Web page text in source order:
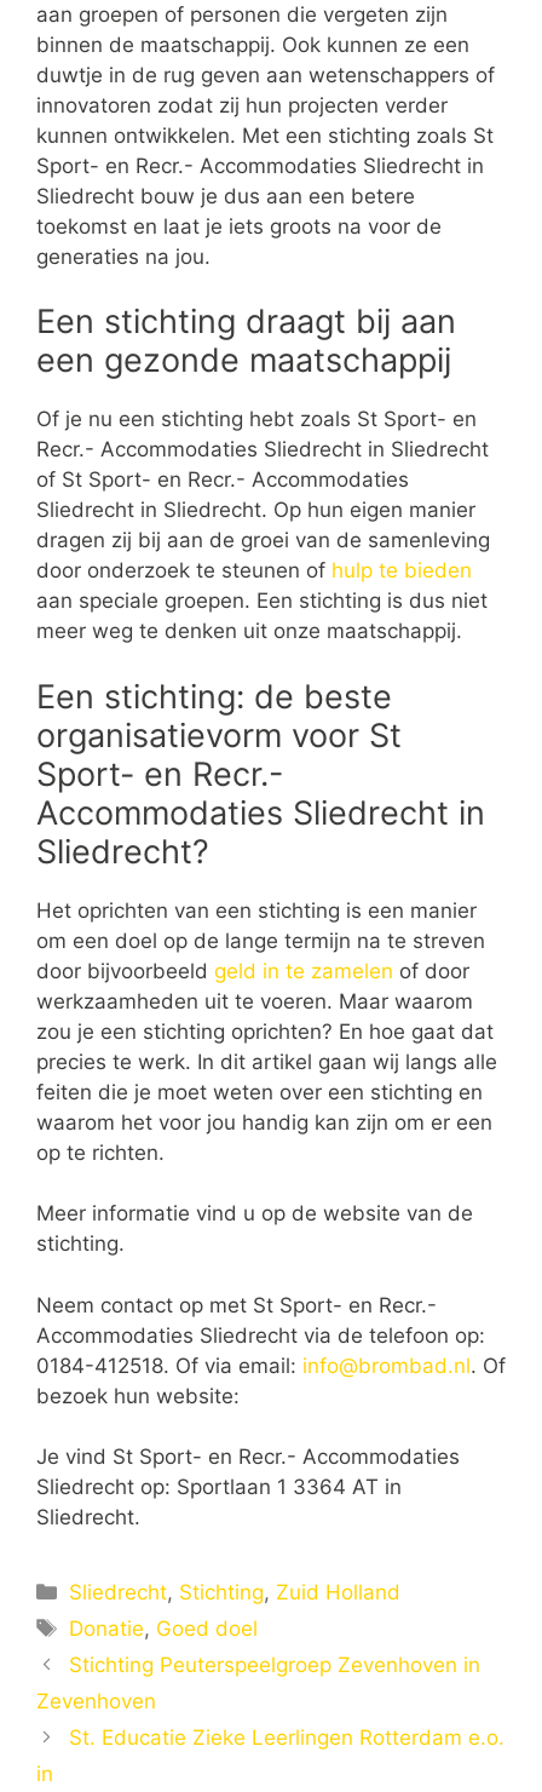
aan groepen of personen die vergeten zijn
binnen de maatschappij. Ook kunnen ze een
duwtje in de rug geven aan wetenschappers of
innovatoren zodat zij hun projecten verder
kunnen ontwikkelen. Met een stichting zoals St
Sport- en Recr.- Accommodaties Sliedrecht in
Sliedrecht bouw je dus aan een betere
toekomst en laat je iets groots na voor de
generaties na jou.
Een stichting draagt bij aan
een gezonde maatschappij
Of je nu een stichting hebt zoals St Sport- en
Recr.- Accommodaties Sliedrecht in Sliedrecht
of St Sport- en Recr.- Accommodaties
Sliedrecht in Sliedrecht. Op hun eigen manier
dragen zij bij aan de groei van de samenleving
door onderzoek te steunen of hulp te bieden
aan speciale groepen. Een stichting is dus niet
meer weg te denken uit onze maatschappij.
Een stichting: de beste
organisatievorm voor St
Sport- en Recr.-
Accommodaties Sliedrecht in
Sliedrecht?
Het oprichten van een stichting is een manier
om een doel op de lange termijn na te streven
door bijvoorbeeld geld in te zamelen of door
werkzaamheden uit te voeren. Maar waarom
zou je een stichting oprichten? En hoe gaat dat
precies te werk. In dit artikel gaan wij langs alle
feiten die je moet weten over een stichting en
waarom het voor jou handig kan zijn om er een
op te richten.
Meer informatie vind u op de website van de
stichting.
Neem contact op met St Sport- en Recr.-
Accommodaties Sliedrecht via de telefoon op:
0184-412518. Of via email: info@brombad.nl. Of
bezoek hun website:
Je vind St Sport- en Recr.- Accommodaties
Sliedrecht op: Sportlaan 1 3364 AT in
Sliedrecht.
Categorieën
Sliedrecht, Stichting, Zuid Holland
Tags
Donatie, Goed doel
Stichting Peuterspeelgroep Zevenhoven in
Zevenhoven
St. Educatie Zieke Leerlingen Rotterdam e.o.
in